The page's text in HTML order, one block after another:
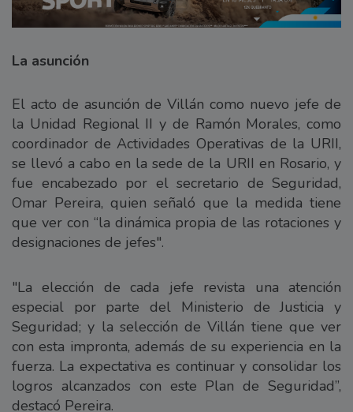
La asunción
El acto de asunción de Villán como nuevo jefe de
la Unidad Regional II y de Ramón Morales, como
coordinador de Actividades Operativas de la URII,
se llevó a cabo en la sede de la URII en Rosario, y
fue encabezado por el secretario de Seguridad,
Omar Pereira, quien señaló que la medida tiene
que ver con “la dinámica propia de las rotaciones y
designaciones de jefes".
"La elección de cada jefe revista una atención
especial por parte del Ministerio de Justicia y
Seguridad; y la selección de Villán tiene que ver
con esta impronta, además de su experiencia en la
fuerza. La expectativa es continuar y consolidar los
logros alcanzados con este Plan de Seguridad”,
destacó Pereira.